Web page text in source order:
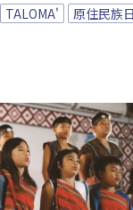
TALOMA'
原住民族日